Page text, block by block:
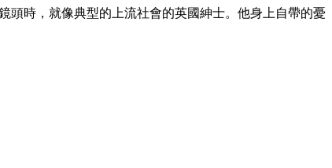
時，就像典型的上流社會的英國紳士。他身上自帶的憂